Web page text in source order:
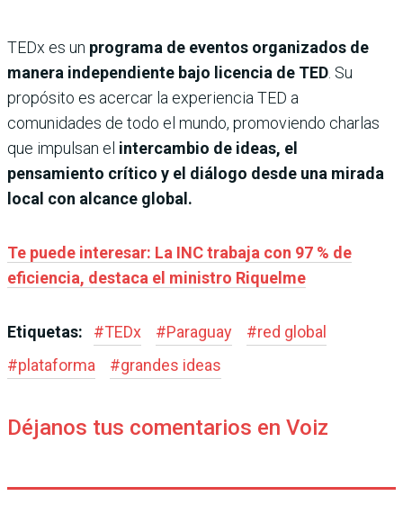
TEDx es un programa de eventos organizados de
manera independiente bajo licencia de TED. Su
propósito es acercar la experiencia TED a
comunidades de todo el mundo, promoviendo charlas
que impulsan el intercambio de ideas, el
pensamiento crítico y el diálogo desde una mirada
local con alcance global.
Te puede interesar: La INC trabaja con 97 % de
eficiencia, destaca el ministro Riquelme
Etiquetas: #TEDx #Paraguay #red global
#plataforma #grandes ideas
Déjanos tus comentarios en Voiz